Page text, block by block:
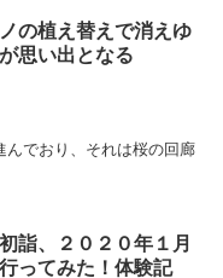
の植え替えで消えゆ
思い出となる
んでおり、それは桜の回廊
詣、２０２０年１月
ってみた！体験記